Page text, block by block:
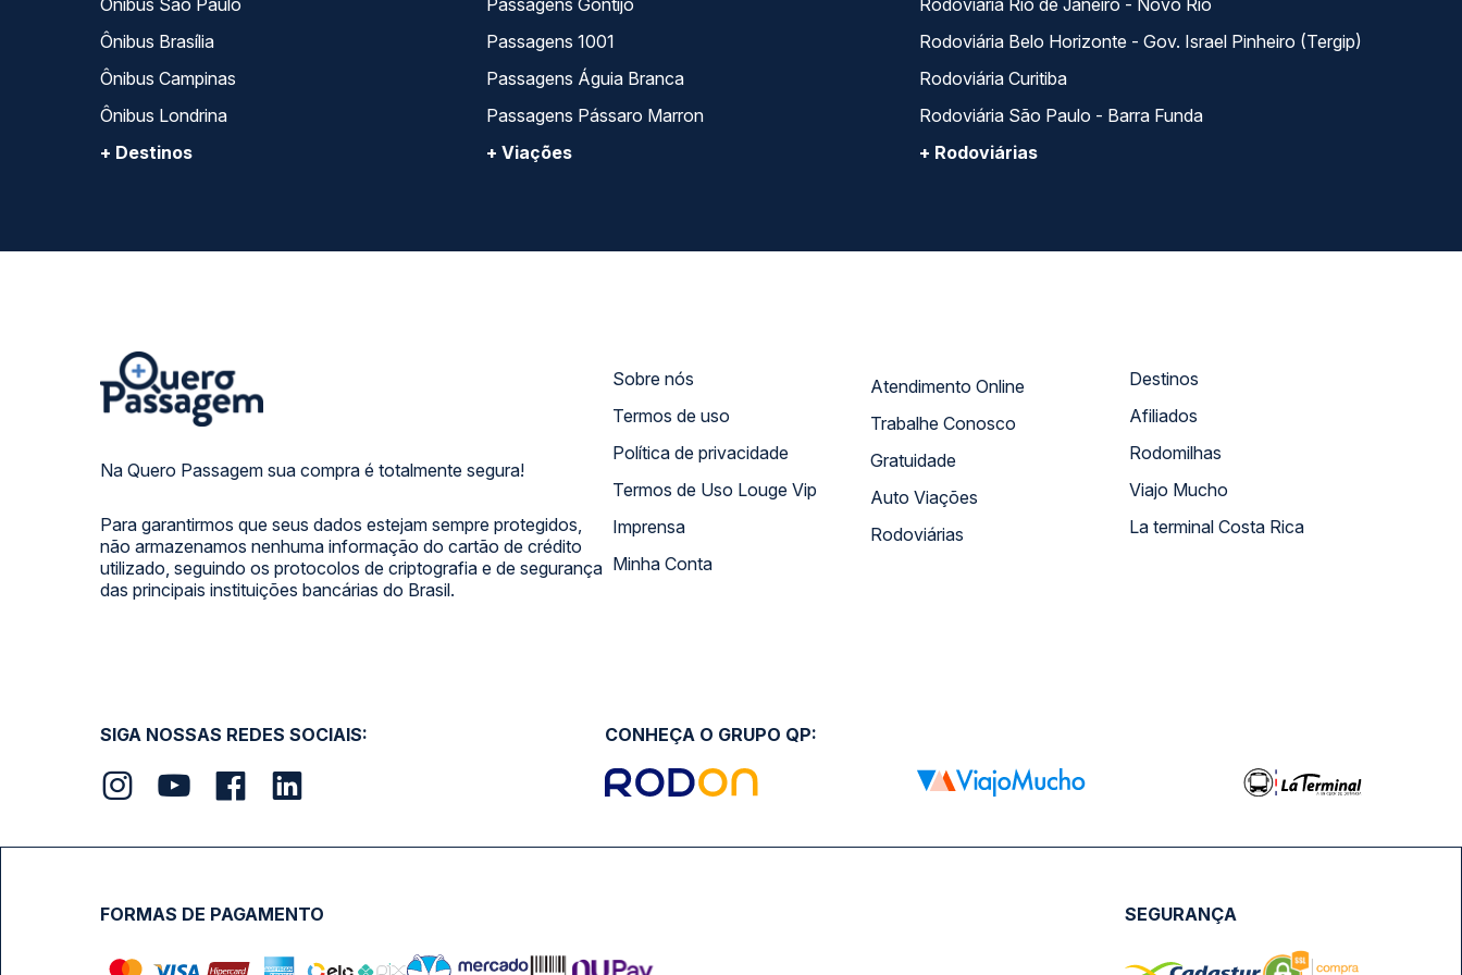
Ônibus São Paulo
Ônibus Brasília
Ônibus Campinas
Ônibus Londrina
+ Destinos
Passagens Gontijo
Passagens 1001
Passagens Águia Branca
Passagens Pássaro Marron
+ Viações
Rodoviária Rio de Janeiro - Novo Rio
Rodoviária Belo Horizonte - Gov. Israel Pinheiro (Tergip)
Rodoviária Curitiba
Rodoviária São Paulo - Barra Funda
+ Rodoviárias
Na Quero Passagem sua compra é totalmente segura!
Para garantirmos que seus dados estejam sempre protegidos,
não armazenamos nenhuma informação do cartão de crédito
utilizado, seguindo os protocolos de criptografia e de segurança
das principais instituições bancárias do Brasil.
Sobre nós
Termos de uso
Política de privacidade
Termos de Uso Louge Vip
Imprensa
Minha Conta
Atendimento Online
Trabalhe Conosco
Gratuidade
Auto Viações
Rodoviárias
Destinos
Afiliados
Rodomilhas
Viajo Mucho
La terminal Costa Rica
SIGA NOSSAS REDES SOCIAIS: CONHEÇA O GRUPO QP:
FORMAS DE PAGAMENTO SEGURANÇA